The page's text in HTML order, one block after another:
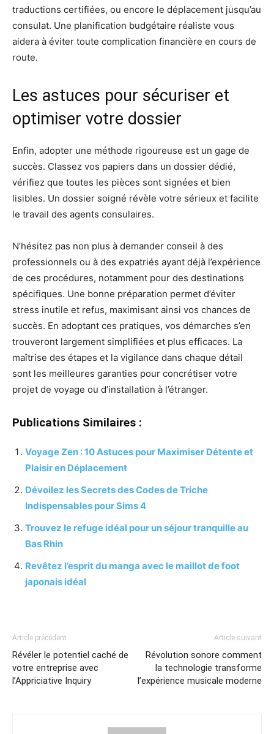
traductions certifiées, ou encore le déplacement jusqu’au
consulat. Une planification budgétaire réaliste vous
aidera à éviter toute complication financière en cours de
route.
Les astuces pour sécuriser et
optimiser votre dossier
Enfin, adopter une méthode rigoureuse est un gage de
succès. Classez vos papiers dans un dossier dédié,
vérifiez que toutes les pièces sont signées et bien
lisibles. Un dossier soigné révèle votre sérieux et facilite
le travail des agents consulaires.
N’hésitez pas non plus à demander conseil à des
professionnels ou à des expatriés ayant déjà l’expérience
de ces procédures, notamment pour des destinations
spécifiques. Une bonne préparation permet d’éviter
stress inutile et refus, maximisant ainsi vos chances de
succès. En adoptant ces pratiques, vos démarches s’en
trouveront largement simplifiées et plus efficaces. La
maîtrise des étapes et la vigilance dans chaque détail
sont les meilleures garanties pour concrétiser votre
projet de voyage ou d’installation à l’étranger.
Publications Similaires :
Voyage Zen : 10 Astuces pour Maximiser Détente et
Plaisir en Déplacement
Dévoilez les Secrets des Codes de Triche
Indispensables pour Sims 4
Trouvez le refuge idéal pour un séjour tranquille au
Bas Rhin
Revêtez l’esprit du manga avec le maillot de foot
japonais idéal
Article précédent
Révéler le potentiel caché de
votre entreprise avec
l’Appriciative Inquiry
Article suivant
Révolution sonore comment
la technologie transforme
l’expérience musicale moderne